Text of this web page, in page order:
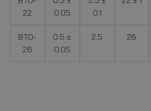
22
0.05
0.1
BTO-
26
0.5 ±
0.05
2.5 26